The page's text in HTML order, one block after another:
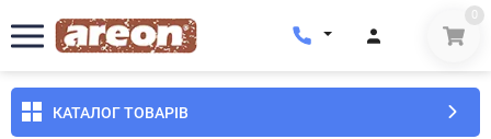
0
КАТАЛОГ ТОВАРІВ